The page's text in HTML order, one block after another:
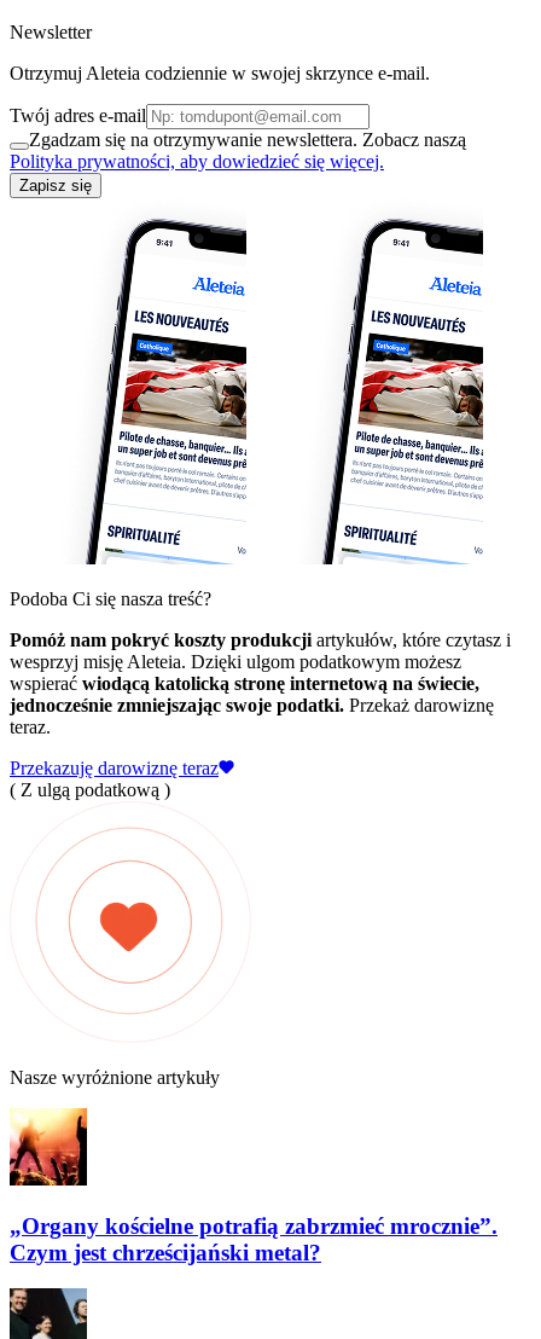
Newsletter
Otrzymuj Aleteia codziennie w swojej skrzynce e-mail.
Twój adres e-mail
Zgadzam się na otrzymywanie newslettera. Zobacz naszą
Polityka prywatności, aby dowiedzieć się więcej.
Zapisz się
Podoba Ci się nasza treść?
Pomóż nam pokryć koszty produkcji artykułów, które czytasz i
wesprzyj misję Aleteia. Dzięki ulgom podatkowym możesz
wspierać wiodącą katolicką stronę internetową na świecie,
jednocześnie zmniejszając swoje podatki. Przekaż darowiznę
teraz.
Przekazuję darowiznę teraz
( Z ulgą podatkową )
Nasze wyróżnione artykuły
„Organy kościelne potrafią zabrzmieć mrocznie”.
Czym jest chrześcijański metal?